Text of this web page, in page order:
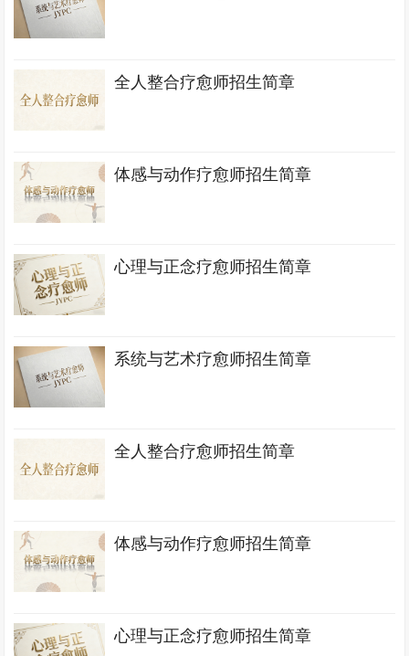
全人整合疗愈师招生简章
体感与动作疗愈师招生简章
心理与正念疗愈师招生简章
系统与艺术疗愈师招生简章
全人整合疗愈师招生简章
体感与动作疗愈师招生简章
心理与正念疗愈师招生简章